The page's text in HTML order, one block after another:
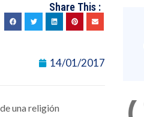
Share This :
14/01/2017
una religión